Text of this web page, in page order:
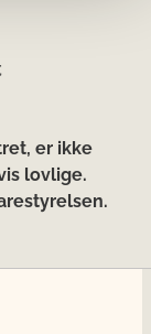
er ikke
lovlige.